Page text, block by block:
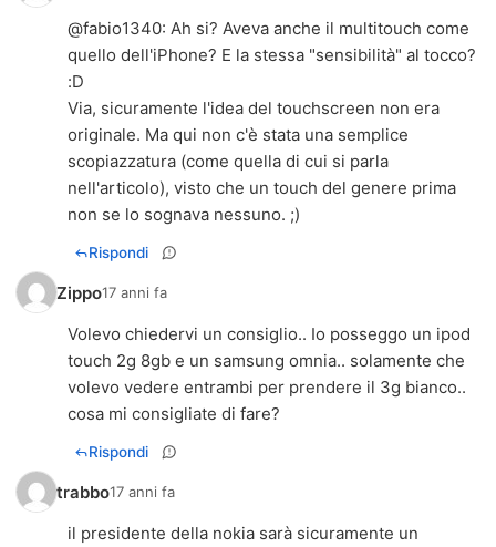
@fabio1340: Ah si? Aveva anche il multitouch come
quello dell'iPhone? E la stessa "sensibilità" al tocco?
:D
Via, sicuramente l'idea del touchscreen non era
originale. Ma qui non c'è stata una semplice
scopiazzatura (come quella di cui si parla
nell'articolo), visto che un touch del genere prima
non se lo sognava nessuno. ;)
Rispondi
Zippo17 anni fa
Volevo chiedervi un consiglio.. Io posseggo un ipod
touch 2g 8gb e un samsung omnia.. solamente che
volevo vedere entrambi per prendere il 3g bianco..
cosa mi consigliate di fare?
Rispondi
trabbo17 anni fa
il presidente della nokia sarà sicuramente un